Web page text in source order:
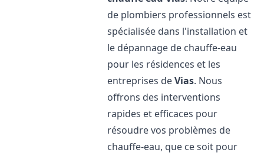
de plombiers professionnels est
spécialisée dans l'installation et
le dépannage de chauffe-eau
pour les résidences et les
entreprises deVias. Nous
offrons des interventions
rapides et efficaces pour
résoudre vos problèmes de
chauffe-eau, que ce soit pour